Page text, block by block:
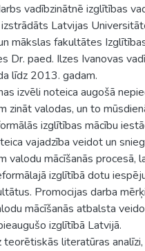
vadībzinātnē izglītības
Latvijas
mākslas fakultātes
Dr. paed. Ilzes Ivanovas
līdz 2013. gadam.
izvēli noteica augošā
zināt valodas, un to
izglītības mācību
vajadzība veidot un
valodu mācīšanās procesā,
izglītībā dotu
Promocijas darba
mācīšanās atbalsta
izglītībā Latvijā.
literatūras